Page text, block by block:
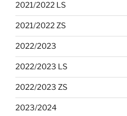
2021/2022 LS
2021/2022 ZS
2022/2023
2022/2023 LS
2022/2023 ZS
2023/2024